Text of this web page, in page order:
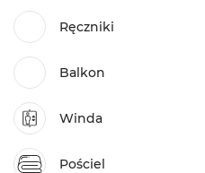
Ręczniki
Balkon
Winda
Pościel